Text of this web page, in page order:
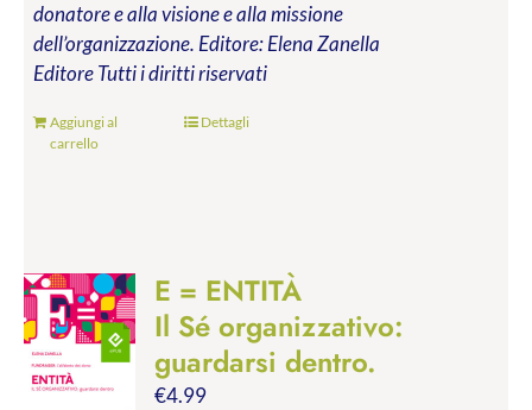
donatore e alla visione e alla missione
dell’organizzazione. Editore: Elena Zanella
EditoreTutti i diritti riservati
Aggiungi al
carrello
Dettagli
E = ENTITÀ
Il Sé organizzativo:
guardarsi dentro.
€4.99